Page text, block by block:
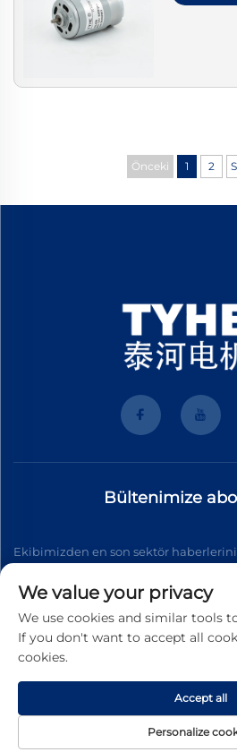
Önceki 1 2
Bültenimize
Ekibimizden en son sektör
Telif Hakkı © 2026 Wenzhou Tyhe
Gizlilik
We value your privacy
We use cookies and similar tools
If you don't want to accept all
cookies.
Personalize
Accept all